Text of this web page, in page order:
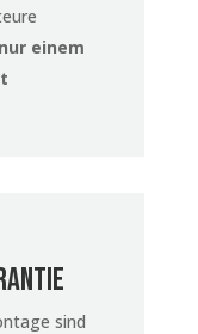
einem
sind